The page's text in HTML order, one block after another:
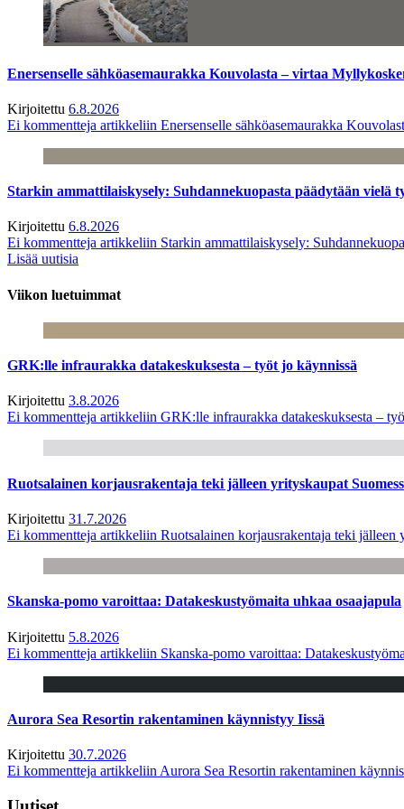
Enersenselle sähköasemaurakka Kouvolasta – virtaa
Kirjoitettu 6.8.2026
Ei kommentteja artikkeliin Enersenselle sähköasemaurakka
Starkin ammattilaiskysely: Suhdannekuopasta päädytään vielä
Kirjoitettu 6.8.2026
Ei kommentteja artikkeliin Starkin ammattilaiskysely:
Lisää uutisia
Viikon luetuimmat
GRK:lle infraurakka datakeskuksesta – työt jo käynnissä
Kirjoitettu 3.8.2026
Ei kommentteja artikkeliin GRK:lle infraurakka datakeskuksesta –
Ruotsalainen korjausrakentaja teki jälleen yrityskaupat
Kirjoitettu 31.7.2026
Ei kommentteja artikkeliin Ruotsalainen korjausrakentaja teki jälleen
Skanska-pomo varoittaa: Datakeskustyömaita uhkaa osaajapula
Kirjoitettu 5.8.2026
Ei kommentteja artikkeliin Skanska-pomo varoittaa:
Aurora Sea Resortin rakentaminen käynnistyy Iissä
Kirjoitettu 30.7.2026
Ei kommentteja artikkeliin Aurora Sea Resortin rakentaminen